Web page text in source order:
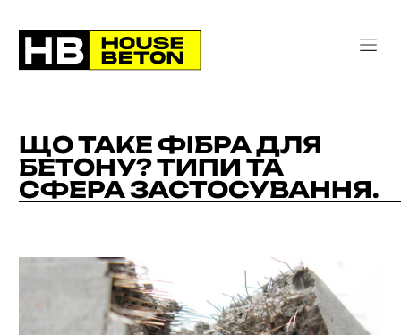
ЩО ТАКЕ ФІБРА ДЛЯ
БЕТОНУ? ТИПИ ТА
СФЕРА ЗАСТОСУВАННЯ.